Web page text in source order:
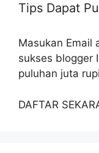
Tips Dapat
Masukan Email
sukses blogger
puluhan juta
DAFTAR